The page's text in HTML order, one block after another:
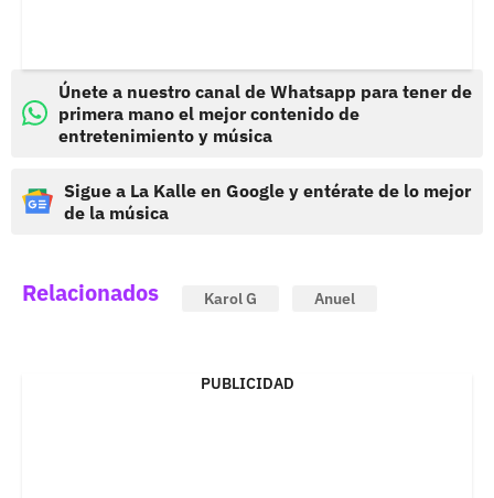
Únete a nuestro canal de Whatsapp para tener de
primera mano el mejor contenido de
entretenimiento y música
Sigue a La Kalle en Google y entérate de lo mejor
de la música
Relacionados Karol G Anuel
PUBLICIDAD